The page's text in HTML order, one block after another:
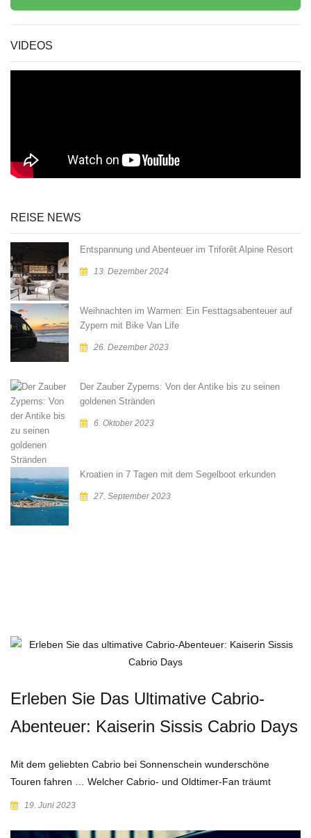
VIDEOS
REISE NEWS
Entspannung und Abenteuer im Triforêt Alpine Resort
13. Dezember 2024
Weihnachten im Warmen: Ein Festtagsabenteuer auf
Zypern mit Bike Van Life
26. Dezember 2023
Der Zauber Zyperns: Von der Antike bis zu seinen
goldenen Stränden
6. Oktober 2023
Kroatien in 7 Tagen mit dem Segelboot erkunden
27. September 2023
Erleben Sie Das Ultimative Cabrio-
Abenteuer: Kaiserin Sissis Cabrio Days
Mit dem geliebten Cabrio bei Sonnenschein wunderschöne
Touren fahren … Welcher Cabrio- und Oldtimer-Fan träumt
19. Juni 2023